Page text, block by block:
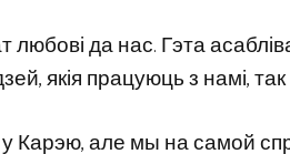
да нас. Гэта
якія працуюць з намі,
Карэю, але мы на самой